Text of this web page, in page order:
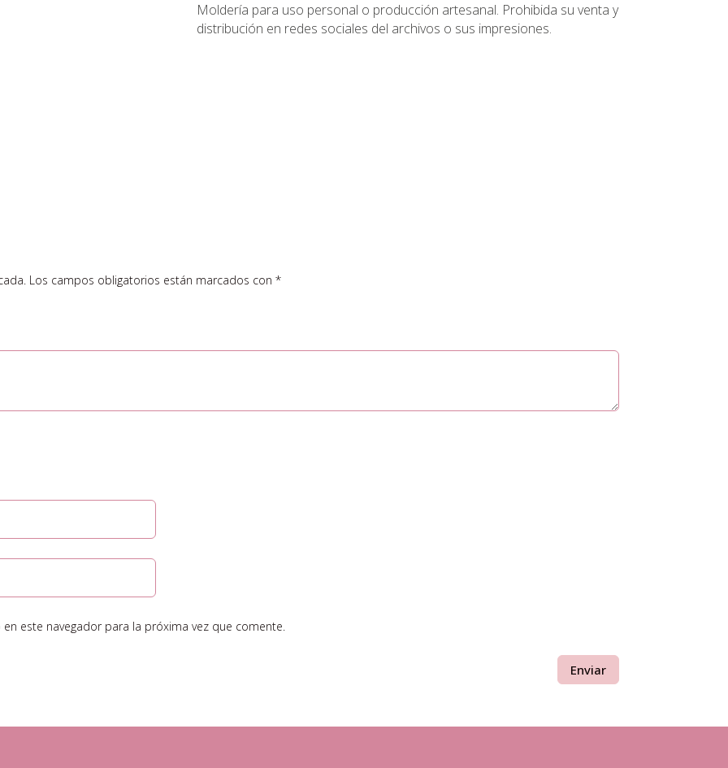
Moldería para uso personal o producción artesanal. Prohibida su venta y
distribución en redes sociales del archivos o sus impresiones.
Los campos obligatorios están marcados con*
este navegador para la próxima vez que comente.
Enviar